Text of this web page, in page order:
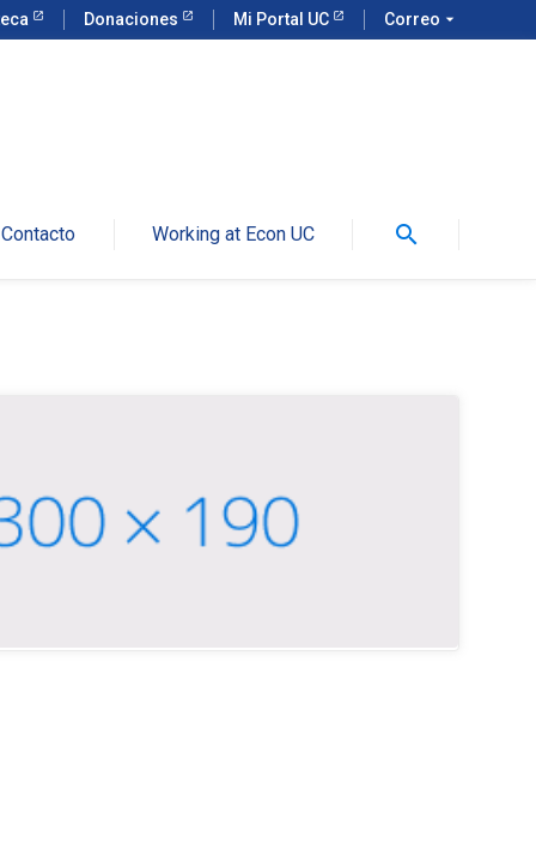
Donaciones Mi Portal UC Correo arrow_drop_down
Contacto Working at Econ UC search